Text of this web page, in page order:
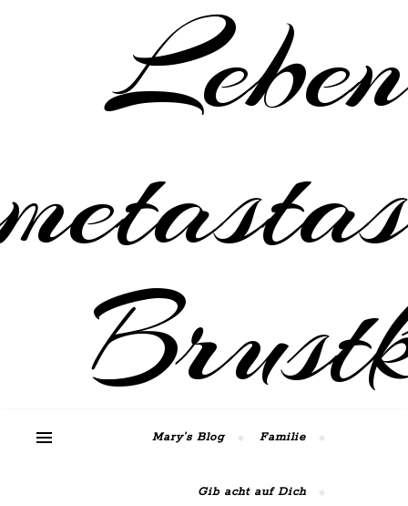
Mary’s Blog Familie
Gib acht auf Dich